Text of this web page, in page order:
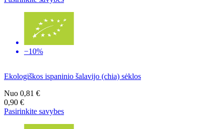
−10%
Ekologiškos ispaninio šalavijo (chia) sėklos
Nuo 0,81 €
0,90 €
Pasirinkite savybes